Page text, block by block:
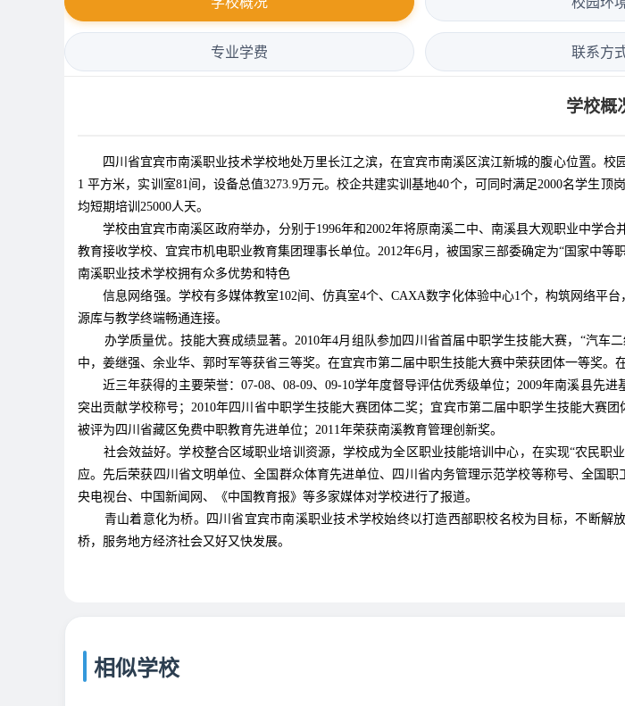
专业学费 联系方
学校概
四川省宜宾市南溪职业技术学校地处万里长江之滨，在宜宾市南溪区滨江新城的腹心位置。校
1 平方米，实训室81间，设备总值3273.9万元。校企共建实训基地40个，可同时满足2000名学生
均短期培训25000人天。
学校由宜宾市南溪区政府举办，分别于1996年和2002年将原南溪二中、南溪县大观职业中学
教育接收学校、宜宾市机电职业教育集团理事长单位。2012年6月，被国家三部委确定为“国家中等
南溪职业技术学校拥有众多优势和特色
信息网络强。学校有多媒体教室102间、仿真室4个、CAXA数字化体验中心1个，构筑网络平
源库与教学终端畅通连接。
办学质量优。技能大赛成绩显著。2010年4月组队参加四川省首届中职学生技能大赛，“汽
中，姜继强、余业华、郭时军等获省三等奖。在宜宾市第二届中职生技能大赛中荣获团体一等奖。
近三年获得的主要荣誉：07-08、08-09、09-10学年度督导评估优秀级单位；2009年南溪县先
突出贡献学校称号；2010年四川省中职学生技能大赛团体二奖；宜宾市第二届中职学生技能大赛
被评为四川省藏区免费中职教育先进单位；2011年荣获南溪教育管理创新奖。
社会效益好。学校整合区域职业培训资源，学校成为全区职业技能培训中心，在实现“农民
应。先后荣获四川省文明单位、全国群众体育先进单位、四川省内务管理示范学校等称号、全国
央电视台、中国新闻网、《中国教育报》等多家媒体对学校进行了报道。
青山着意化为桥。四川省宜宾市南溪职业技术学校始终以打造西部职校名校为目标，不断
桥，服务地方经济社会又好又快发展。
相似学校